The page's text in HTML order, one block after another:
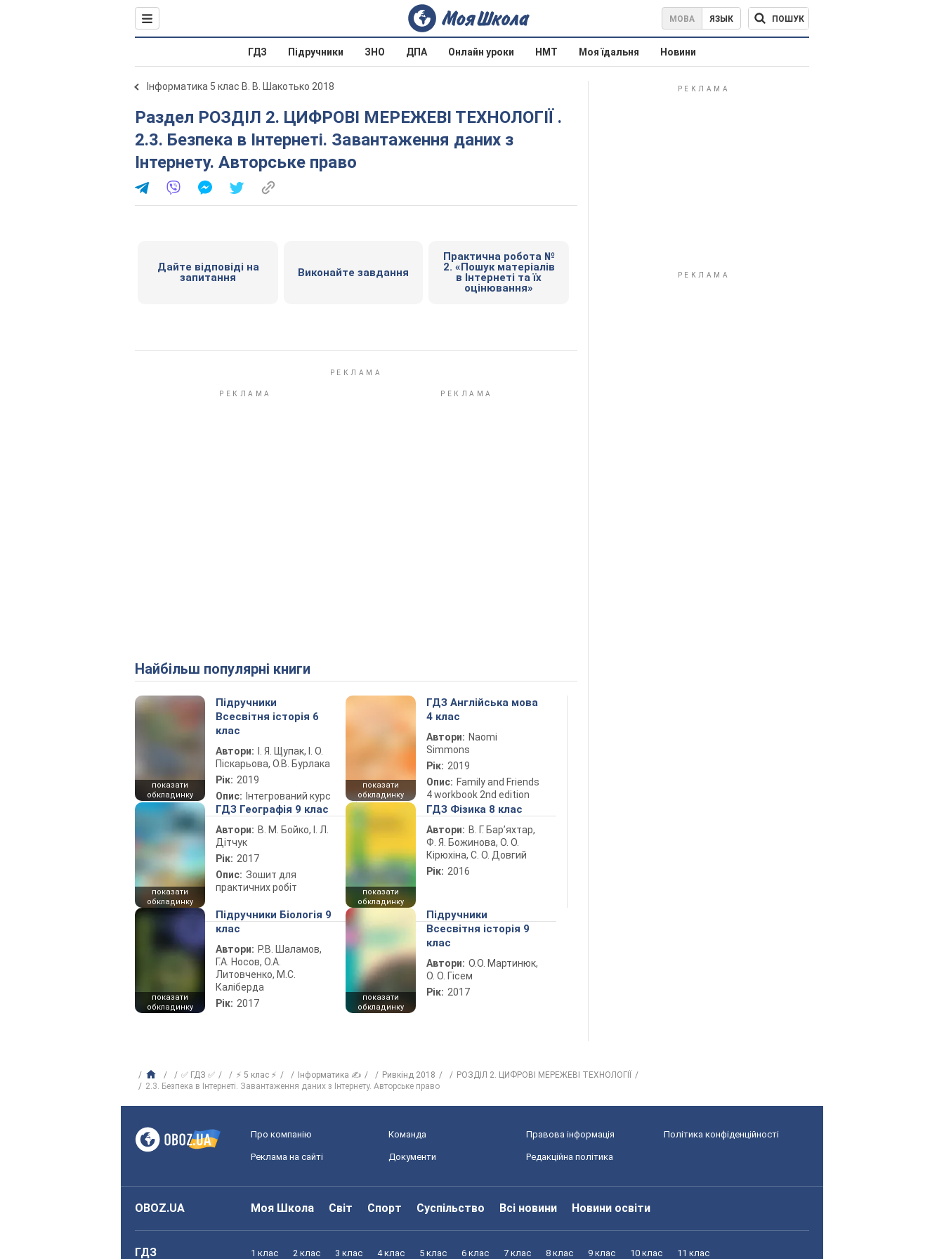
МОВА ЯЗЫК ПОШУК
ГДЗ Підручники ЗНО ДПА Онлайн уроки НМТ Моя їдальня Новини
Інформатика 5 клас В. В. Шакотько 2018
Раздел РОЗДІЛ 2. ЦИФРОВІ МЕРЕЖЕВІ ТЕХНОЛОГІЇ .
2.3. Безпека в Інтернеті. Завантаження даних з
Інтернету. Авторське право
Дайте відповіді на
запитання
Виконайте завдання
Практична робота №
2. «Пошук матеріалів
в Інтернеті та їх
оцінювання»
Найбільш популярні книги
показати
обкладинку
Підручники
Всесвітня історія 6
клас
Автори:
І. Я. Щупак, І. О.
Піскарьова, О.В. Бурлака
Рік: 2019
Опис: Інтегрований курс
показати
обкладинку
ГДЗ Англійська мова
4 клас
Автори: Naomi
Simmons
Рік: 2019
Опис: Family and Friends
4 workbook 2nd edition
показати
обкладинку
ГДЗ Географія 9 клас
Автори: В. М. Бойко, І. Л.
Дітчук
Рік: 2017
Опис: Зошит для
практичних робіт
показати
обкладинку
ГДЗ Фізика 8 клас
Автори: В. Г. Бар’яхтар,
Ф. Я. Божинова, О. О.
Кірюхіна, С. О. Довгий
Рік: 2016
показати
обкладинку
Підручники Біологія 9
клас
Автори: Р.В. Шаламов,
Г.А. Носов, О.А.
Литовченко, М.С.
Каліберда
Рік: 2017
показати
обкладинку
Підручники
Всесвітня історія 9
клас
Автори: О.О. Мартинюк,
О. О. Гісем
Рік: 2017
✅ ГДЗ ✅ ⚡ 5 клас ⚡ Інформатика ✍ Ривкінд 2018
РОЗДІЛ 2. ЦИФРОВІ МЕРЕЖЕВІ ТЕХНОЛОГІЇ
2.3. Безпека в Інтернеті. Завантаження даних з Інтернету. Авторське право
Про компанію Команда Правова інформація Політика конфіденційності
Реклама на сайті Документи Редакційна політика
OBOZ.UA Моя Школа Світ Спорт Суспільство Всі новини Новини освіти
ГДЗ 1 клас 2 клас 3 клас 4 клас 5 клас 6 клас 7 клас 8 клас 9 клас 10 клас 11 клас